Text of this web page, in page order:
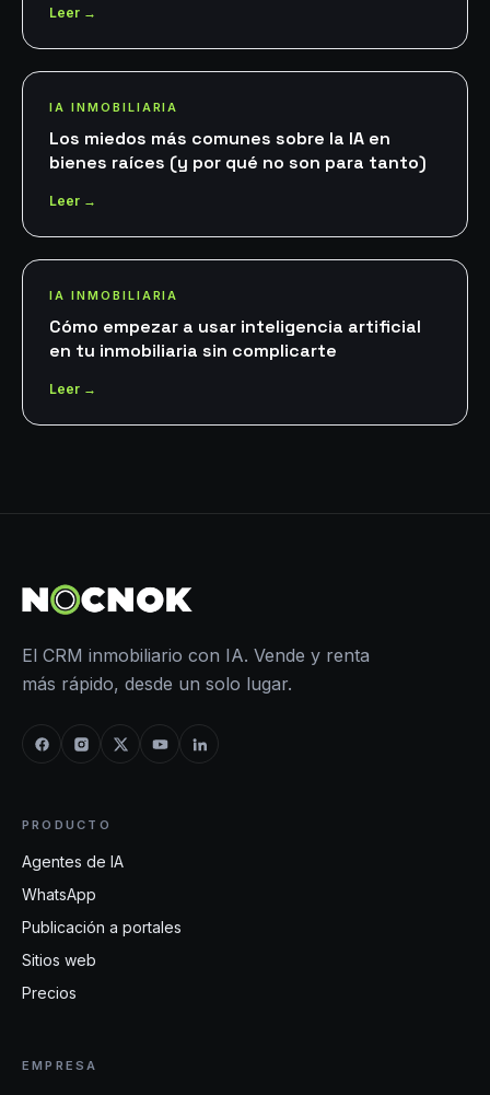
Leer →
IA INMOBILIARIA
Los miedos más comunes sobre la IA en
bienes raíces (y por qué no son para tanto)
Leer →
IA INMOBILIARIA
Cómo empezar a usar inteligencia artificial
en tu inmobiliaria sin complicarte
Leer →
El CRM inmobiliario con IA. Vende y renta
más rápido, desde un solo lugar.
PRODUCTO
Agentes de IA
WhatsApp
Publicación a portales
Sitios web
Precios
EMPRESA